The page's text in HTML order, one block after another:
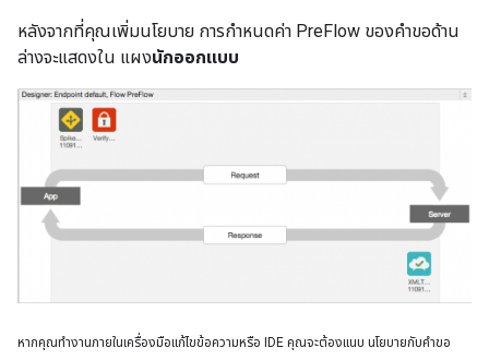
หลังจากที่คุณเพิ่มนโยบาย การกำหนดค่า PreFlow ของคำขอด้าน
ล่างจะแสดงใน แผงนักออกแบบ
หากคุณทำงานภายในเครื่องมือแก้ไขข้อความหรือ IDE คุณจะต้องแนบ นโยบายกับคำขอ